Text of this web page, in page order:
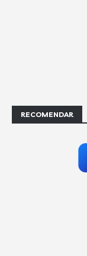
RECOMENDAR